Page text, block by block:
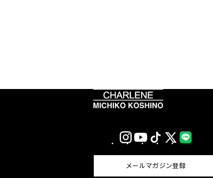
InstagramYouTubeTikTok X
(Twitter)
メールマガジン登録